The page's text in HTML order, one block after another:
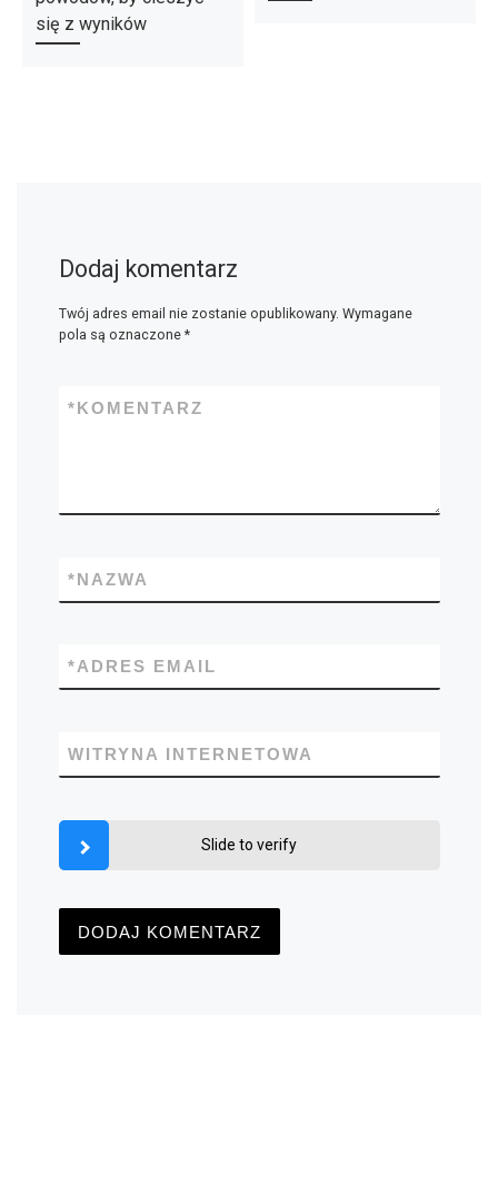
się z wyników
Dodaj komentarz
Twój adres email nie zostanie opublikowany. Wymagane
pola są oznaczone *
KOMENTARZ
*
NAZWA
*
ADRES EMAIL
*
WITRYNA INTERNETOWA
Slide to verify